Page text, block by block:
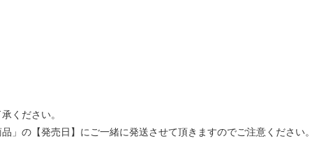
ください。
の【発売日】にご一緒に発送させて頂きますのでご注意ください。